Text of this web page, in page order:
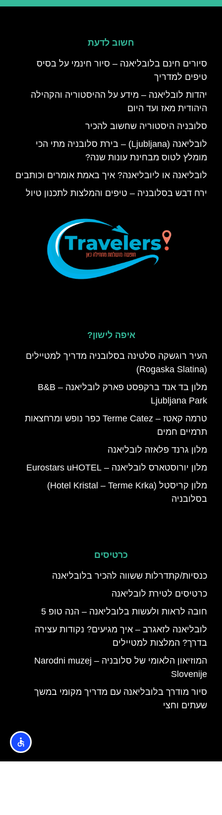
חשוב לדעת
סיורים חינם בלובליאנה – סיור חינמי על בסיס
טיפים למדריך
יהדות לובליאנה – מידע על ההיסטוריה והקהילה
היהודית מאז ועד היום
סלובניה היסטוריה שחשוב להכיר
לובליאנה (Ljubljana) – בירת סלובניה מתי הכי
מומלץ לטוס מבחינת עונות שנה?
לובליאנה או ליובליאנה? איך באמת אומרים וכותבים
ירח דבש בסלובניה – טיפים והמלצות לתכנון טיול
איפה לישון?
העיר רוגשקה סלטינה בסלובניה מדריך למטיילים
(Rogaska Slatina)
מלון בד אנד ברקפסט פארק לובליאנה – B&B
Ljubljana Park
טרמה קאטז – Terme Catez כפר נופש ומרחצאות
תרמיים חמים
מלון גרנד פלאזה לובליאנה
מלון יורוסטארס לובליאנה – Eurostars uHOTEL
מלון קריסטל (Hotel Kristal – Terme Krka)
בסלובניה
כרטיסים
כנסיות/קתדרלות ששווה להכיר בלובליאנה
כרטיסים לטירת לובליאנה
חובה לראות ולעשות בלובליאנה – הנה טופ 5
לובליאנה לזאגרב – איך מגיעים? נקודות עצירה
בדרך? המלצות למטיילים
המוזיאון הלאומי של סלובניה – Narodni muzej
Slovenije
סיור מודרך בלובליאנה עם מדריך מקומי במשך
שעתים וחצי